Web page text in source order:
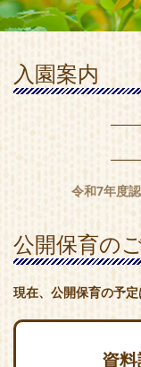
入園案内
令和7年度
公開保育の
現在、公開保育の予定
資